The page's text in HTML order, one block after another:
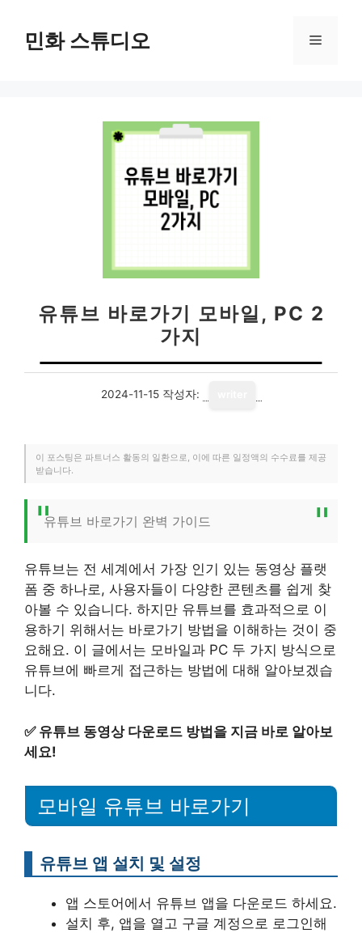
민화 스튜디오 메
유튜브 바로가기 모바일, PC 2
가지
2024-11-15 작성자:
이 포스팅은 파트너스 활동의 일환으로, 이에 따른 일정액의 수수료를 제공
받습니다.
유튜브 바로가기 완벽 가이드
유튜브는 전 세계에서 가장 인기 있는 동영상 플랫
폼 중 하나로, 사용자들이 다양한 콘텐츠를 쉽게 찾
아볼 수 있습니다. 하지만 유튜브를 효과적으로 이
용하기 위해서는 바로가기 방법을 이해하는 것이 중
요해요. 이 글에서는 모바일과 PC 두 가지 방식으로
유튜브에 빠르게 접근하는 방법에 대해 알아보겠습
니다.
✅ 유튜브 동영상 다운로드 방법을 지금 바로 알아보
세요!
모바일 유튜브 바로가기
유튜브 앱 설치 및 설정
앱 스토어에서 유튜브 앱을 다운로드 하세요.
설치 후, 앱을 열고 구글 계정으로 로그인해